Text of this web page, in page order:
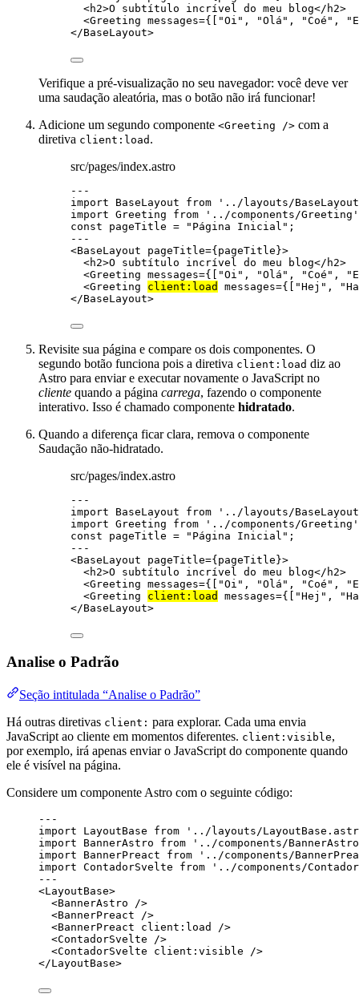
<h2>O subtítulo incrível do meu blog</ h2>
<Greeting messages={ [ "Oi " , "Olá " , "Coé " , "
</BaseLayout>
Verifique a pré-visualização no seu navegador: você deve ver
uma saudação aleatória, mas o botão não irá funcionar!
Adicione um segundo componente <Greeting /> com a
diretiva client:load .
src/pages/index.astro
---
import BaseLayout from ' ../layouts/
import Greeting from ' ../components/Greeting '
const pageTitle = " Página Inicial " ;
---
<BaseLayout pageTitle={pageTitle}>
<h2>O subtítulo incrível do meu blog</ h2>
<Greeting messages={ [ "Oi " , "Olá " , "Coé " , "
<Greeting client:load messages={ [ "Hej " , "
</BaseLayout>
Revisite sua página e compare os dois componentes. O
segundo botão funciona pois a diretiva client:load diz ao
Astro para enviar e executar novamente o JavaScript no
cliente quando a página carrega, fazendo o componente
interativo. Isso é chamado componente hidratado.
Quando a diferença ficar clara, remova o componente
Saudação não-hidratado.
src/pages/index.astro
---
import BaseLayout from ' ../layouts/
import Greeting from ' ../components/Greeting '
const pageTitle = " Página Inicial " ;
---
<BaseLayout pageTitle={pageTitle}>
<h2>O subtítulo incrível do meu blog</ h2>
<Greeting messages={ [ "Oi " , "Olá " , "Coé " , "
<Greeting client:load messages={ [ "Hej " , "
</BaseLayout>
Analise o Padrão
Seção intitulada “Analise o Padrão”
Há outras diretivas client: para explorar. Cada uma envia
JavaScript ao cliente em momentos diferentes. client:visible,
por exemplo, irá apenas enviar o JavaScript do componente quando
ele é visível na página.
Considere um componente Astro com o seguinte código:
---
import LayoutBase from ' ../layouts/
import BannerAstro from ' ../components/
import BannerPreact from ' ../components/
import ContadorSvelte from ' ../components/
---
<LayoutBase>
<BannerAstro />
<BannerPreact />
<BannerPreact client:load
/>
<ContadorSvelte />
<ContadorSvelte client:visible />
</LayoutBase>